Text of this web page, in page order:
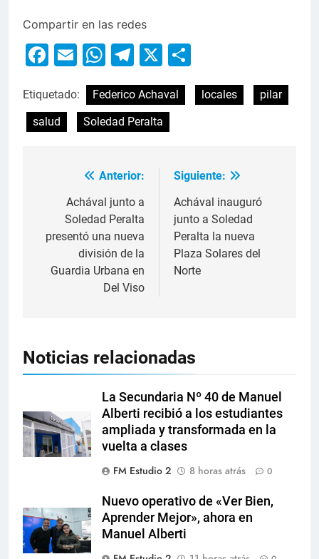
Compartir en las redes
Facebook
EmailWhatsApp
Telegram
X
Etiquetado: Federico Achaval locales
pilar
salud
Soledad Peralta
Anterior:
Achával junto a
Soledad Peralta
presentó una nueva
división de la
Guardia Urbana en
Del Viso
Siguiente:
Achával inauguró
junto a Soledad
Peralta la nueva
Plaza Solares del
Norte
Noticias relacionadas
La Secundaria Nº 40 de Manuel
Alberti recibió a los estudiantes
ampliada y transformada en la
vuelta a clases
FM Estudio 2
8 horas atrás 0
Nuevo operativo de «Ver Bien,
Aprender Mejor», ahora en
Manuel Alberti